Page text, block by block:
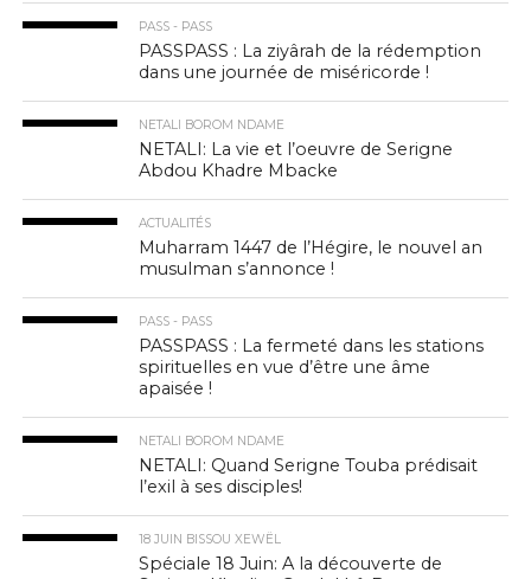
PASS - PASS
PASSPASS : La ziyârah de la rédemption
dans une journée de miséricorde !
NETALI BOROM NDAME
NETALI: La vie et l’oeuvre de Serigne
Abdou Khadre Mbacke
ACTUALITÉS
Muharram 1447 de l’Hégire, le nouvel an
musulman s’annonce !
PASS - PASS
PASSPASS : La fermeté dans les stations
spirituelles en vue d’être une âme
apaisée !
NETALI BOROM NDAME
NETALI: Quand Serigne Touba prédisait
l’exil à ses disciples!
18 JUIN BISSOU XEWËL
Spéciale 18 Juin: A la découverte de